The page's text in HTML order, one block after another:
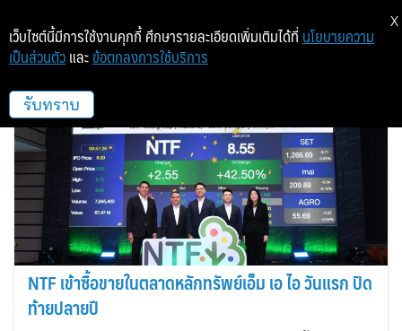
เอ็นทีเอฟ อินเตอร์กรุ๊ป (ประเทศไทย)
NTF เข้าซื้อขายในตลาดหลักทรัพย์เอ็ม เอ ไอ วันแรก ปิด
ท้ายปลายปี
เว็บไซต์นี้มีการใช้งานคุกกี้ ศึกษารายละเอียดเพิ่มเติมได้ที่ นโยบายความ
เป็นส่วนตัว และ ข้อตกลงการใช้บริการ
รับทราบ
X